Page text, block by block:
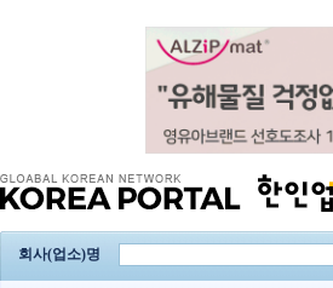
회사(업소)명